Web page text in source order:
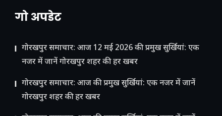
गो अपडेट
गोरखपुर समाचार: आज 12 मई 2026 की प्रमुख सुर्खियां: एक
नजर में जानें गोरखपुर शहर की हर खबर
गोरखपुर समाचार: आज की प्रमुख सुर्खियां: एक नजर में जानें
गोरखपुर शहर की हर खबर